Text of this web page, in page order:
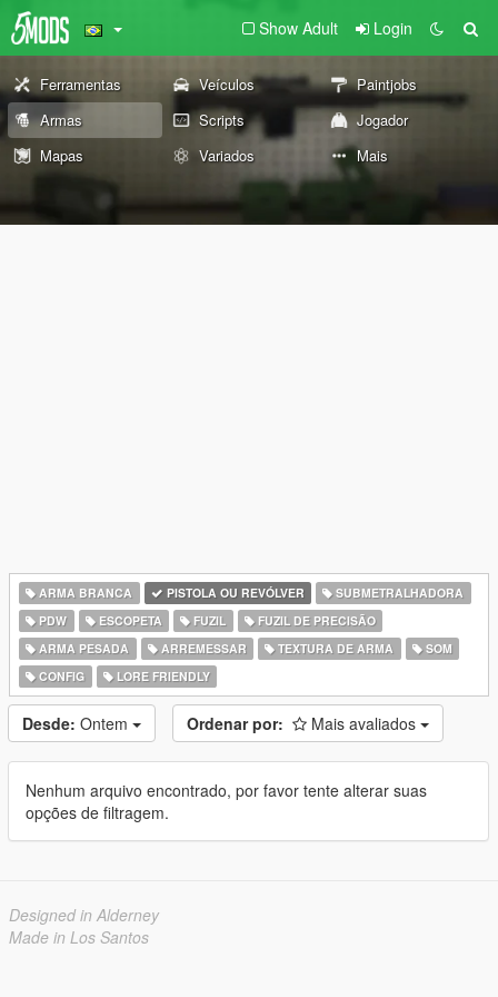
Show Adult Login
Ferramentas Veículos
Paintjobs
Armas
Scripts
Jogador
Mapas
Variados Mais
ARMA BRANCA PISTOLA OU REVÓLVER
SUBMETRALHADORA
PDW
ESCOPETA FUZIL
FUZIL DE PRECISÃO
ARMA PESADA
ARREMESSAR TEXTURA DE ARMA
SOM
CONFIG
LORE FRIENDLY
Desde: Ontem Ordenar por: Mais avaliados
Nenhum arquivo encontrado, por favor tente alterar suas
opções de filtragem.
Designed in Alderney
Made in Los Santos